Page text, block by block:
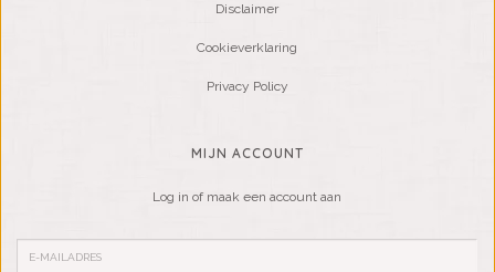
Disclaimer
Cookieverklaring
Privacy Policy
MIJN ACCOUNT
Log in of maak een account aan